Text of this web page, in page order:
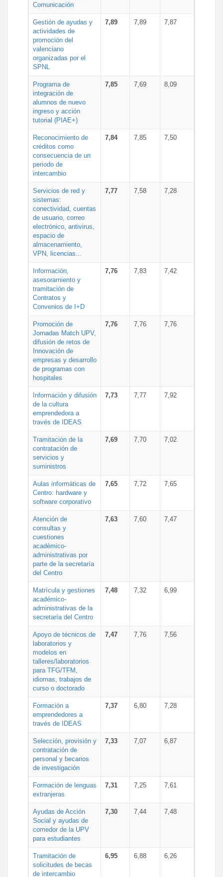
Comunicación
Gestión de ayudas y
actividades de
promoción del
valenciano
organizadas por el
SPNL
7,89 7,89 7,87
Programa de
integración de
alumnos de nuevo
ingreso y acción
tutorial (PIAE+)
7,85 7,69 8,09
Reconocimiento de
créditos como
consecuencia de un
periodo de
intercambio
7,84 7,85 7,50
Servicios de red y
sistemas:
conectividad, cuentas
de usuario, correo
electrónico, antivirus,
espacio de
almacenamiento,
VPN, licencias...
7,77 7,58 7,28
Información,
asesoramiento y
tramitación de
Contratos y
Convenios de I+D
7,76 7,83 7,42
Promoción de
Jornadas Match UPV,
difusión de retos de
Innovación de
empresas y desarrollo
de programas con
hospitales
7,76 7,76 7,76
Información y difusión
de la cultura
emprendedora a
través de IDEAS
7,73 7,77 7,92
Tramitación de la
contratación de
servicios y
suministros
7,69 7,70 7,02
Aulas informáticas de
Centro: hardware y
software corporativo
7,65 7,72 7,65
Atención de
consultas y
cuestiones
académico-
administrativas por
parte de la secretaría
del Centro
7,63 7,60 7,47
Matrícula y gestiones
académico-
administrativas de la
secretaría del Centro
7,48 7,32 6,99
Apoyo de técnicos de
laboratorios y
modelos en
talleres/laboratorios
para TFG/TFM,
idiomas, trabajos de
curso o doctorado
7,47 7,76 7,56
Formación a
emprendedores a
través de IDEAS
7,37 6,80 7,28
Selección, provisión y
contratación de
personal y becarios
de investigación
7,33 7,07 6,87
Formación de lenguas
extranjeras
7,31 7,25 7,61
Ayudas de Acción
Social y ayudas de
comedor de la UPV
para estudiantes
7,30 7,44 7,48
Tramitación de
solicitudes de becas
de intercambio
6,95 6,88 6,26